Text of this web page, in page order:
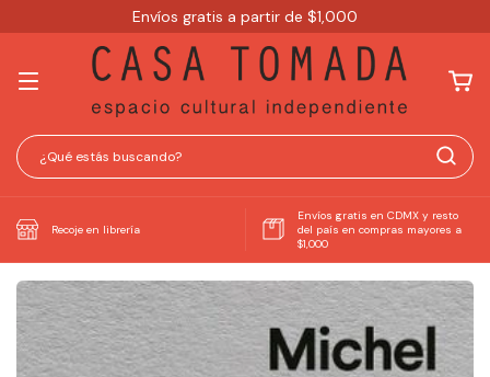
Envíos gratis a partir de $1,000
Recoje en librería
Envíos gratis en CDMX y resto
del país en compras mayores a
$1,000